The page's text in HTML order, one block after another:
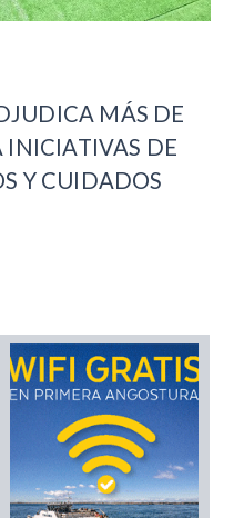
MÁS DE
INICIATIVAS DE
Y CUIDADOS